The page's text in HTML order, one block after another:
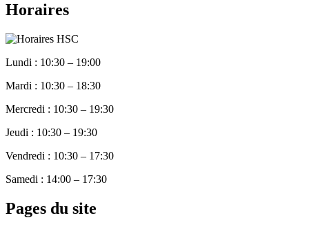
Horaires
Lundi : 10:30 – 19:00
Mardi : 10:30 – 18:30
Mercredi : 10:30 – 19:30
Jeudi : 10:30 – 19:30
Vendredi : 10:30 – 17:30
Samedi : 14:00 – 17:30
Pages du site